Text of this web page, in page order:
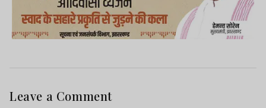
Leave a Comment